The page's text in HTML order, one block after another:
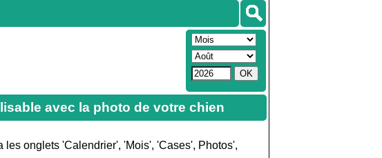
avec la photo de votre chien
onglets 'Calendrier', 'Mois', 'Cases', Photos',